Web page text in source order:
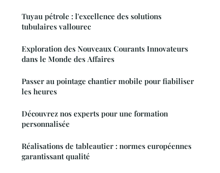
Tuyau pétrole : l'excellence des solutions
tubulaires vallourec
Exploration des Nouveaux Courants Innovateurs
dans le Monde des Affaires
Passer au pointage chantier mobile pour fiabiliser
les heures
Découvrez nos experts pour une formation
personnalisée
Réalisations de tableautier : normes européennes
garantissant qualité